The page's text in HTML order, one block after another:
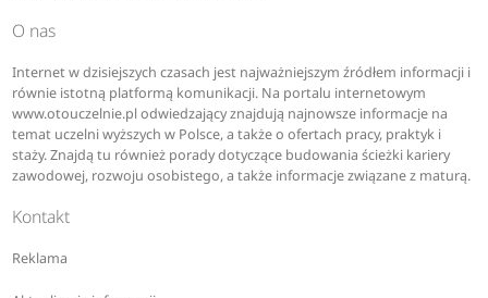
O nas
Internet w dzisiejszych czasach jest najważniejszym źródłem informacji i
równie istotną platformą komunikacji. Na portalu internetowym
www.otouczelnie.pl odwiedzający znajdują najnowsze informacje na
temat uczelni wyższych w Polsce, a także o ofertach pracy, praktyk i
staży. Znajdą tu również porady dotyczące budowania ścieżki kariery
zawodowej, rozwoju osobistego, a także informacje związane z maturą.
Kontakt
Reklama